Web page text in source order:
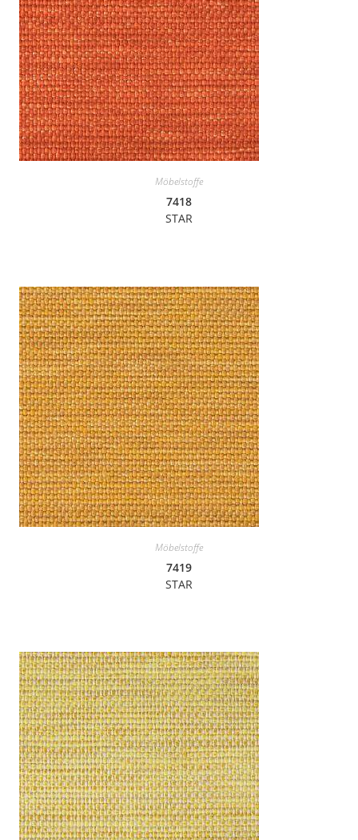
Möbelstoffe
7418
STAR
Möbelstoffe
7419
STAR